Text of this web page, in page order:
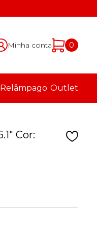
Minha conta 0
Outlet
Cor: